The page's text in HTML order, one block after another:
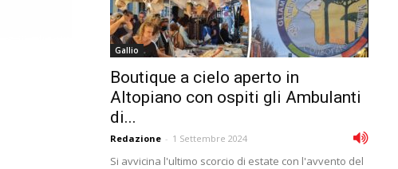
Gallio
Boutique a cielo aperto in
Altopiano con ospiti gli Ambulanti
di...
Redazione - 1 Settembre 2024
Si avvicina l'ultimo scorcio di estate con l'avvento del